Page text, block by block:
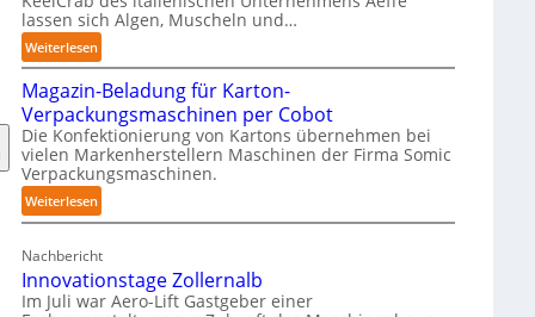
lassen sich Algen, Muscheln und…
Weiterlesen:
S
c
h
m
i
e
r
f
r
i
Magazin-Beladung für Karton-
Verpackungsmaschinen per Cobot
Die Konfektionierung von Kartons übernehmen bei
vielen Markenherstellern Maschinen der Firma Somic
Verpackungsmaschinen.
Weiterlesen:
M
a
z
Nachbericht
Innovationstage Zollernalb
Im Juli war Aero-Lift Gastgeber einer